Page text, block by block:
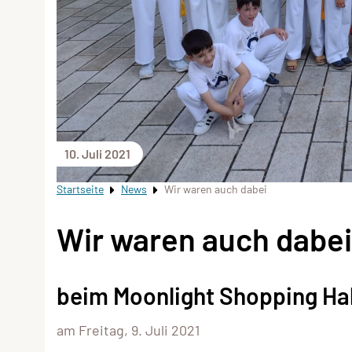
10. Juli 2021
Startseite News Wir waren auch dabei
Wir waren auch dabei
beim Moonlight Shopping
am Freitag, 9. Juli 2021